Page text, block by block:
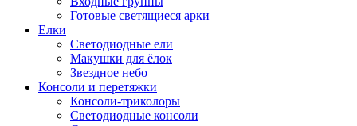
Готовые светящиеся арки
Елки
Светодиодные ели
Макушки для ёлок
Звездное небо
Консоли и перетяжки
Консоли-триколоры
Светодиодные консоли